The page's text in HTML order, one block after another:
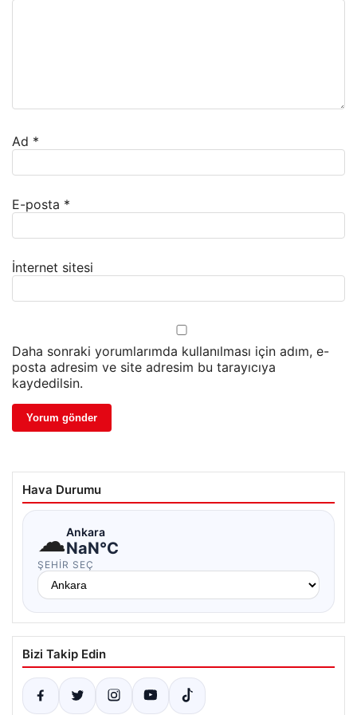
Ad *
E-posta *
İnternet sitesi
Daha sonraki yorumlarımda kullanılması için adım, e-
posta adresim ve site adresim bu tarayıcıya
kaydedilsin.
Hava Durumu
☁Ankara
NaN°C
ŞEHIR SEÇ
Bizi Takip Edin